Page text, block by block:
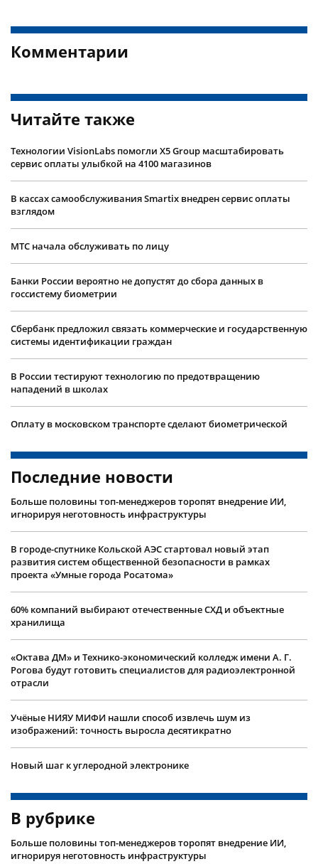
Комментарии
Читайте также
Технологии VisionLabs помогли X5 Group масштабировать
сервис оплаты улыбкой на 4100 магазинов
В кассах самообслуживания Smartix внедрен сервис оплаты
взглядом
МТС начала обслуживать по лицу
Банки России вероятно не допустят до сбора данных в
госсистему биометрии
Сбербанк предложил связать коммерческие и государственную
системы идентификации граждан
В России тестируют технологию по предотвращению
нападений в школах
Оплату в московском транспорте сделают биометрической
Последние новости
Больше половины топ-менеджеров торопят внедрение ИИ,
игнорируя неготовность инфраструктуры
В городе-спутнике Кольской АЭС стартовал новый этап
развития систем общественной безопасности в рамках
проекта «Умные города Росатома»
60% компаний выбирают отечественные СХД и объектные
хранилища
«Октава ДМ» и Технико-экономический колледж имени А. Г.
Рогова будут готовить специалистов для радиоэлектронной
отрасли
Учëные НИЯУ МИФИ нашли способ извлечь шум из
изображений: точность выросла десятикратно
Новый шаг к углеродной электронике
В рубрике
Больше половины топ-менеджеров торопят внедрение ИИ,
игнорируя неготовность инфраструктуры